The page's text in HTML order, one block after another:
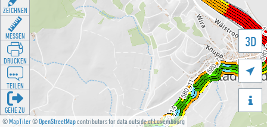
©MapTiler©OpenStreetMapcontributors for data outside of Luxembourg
3D


ZEICHNEN
MESSEN
DRUCKEN
TEILEN
GEHE ZU